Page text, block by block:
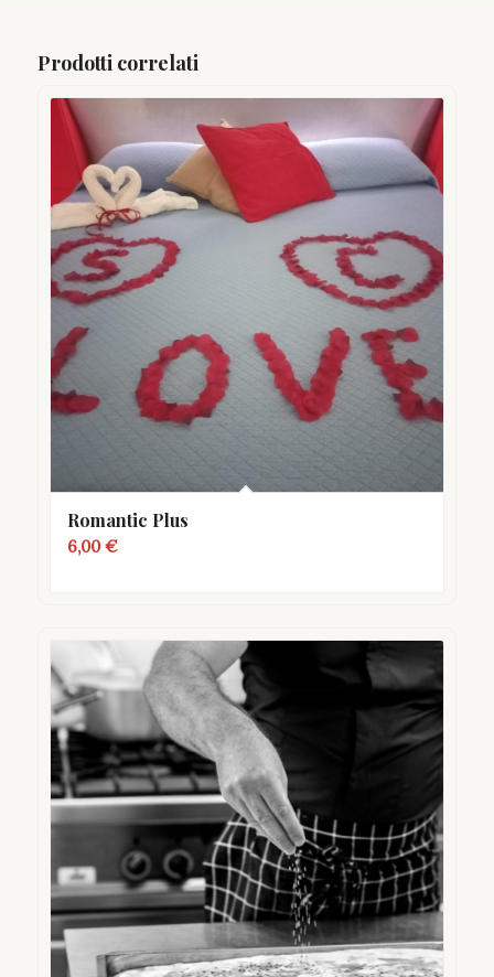
Prodotti correlati
Romantic Plus
6,00€